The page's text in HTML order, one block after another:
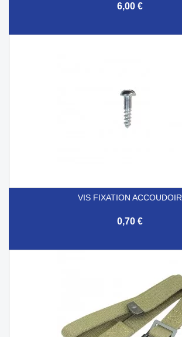
6,00 €
VIS FIXATION ACCOUDOIR
0,70 €